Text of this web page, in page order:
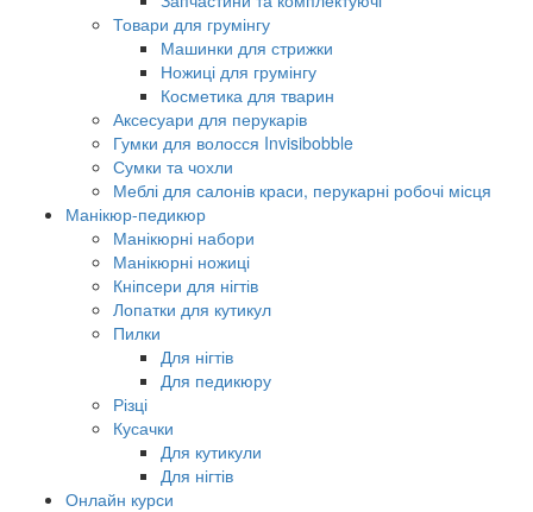
Товари для грумінгу
Машинки для стрижки
Ножиці для грумінгу
Косметика для тварин
Аксесуари для перукарів
Гумки для волосся Invisibobble
Сумки та чохли
Меблі для салонів краси, перукарні робочі місця
Манікюр-педикюр
Манікюрні набори
Манікюрні ножиці
Кніпсери для нігтів
Лопатки для кутикул
Пилки
Для нігтів
Для педикюру
Різці
Кусачки
Для кутикули
Для нігтів
Онлайн курси